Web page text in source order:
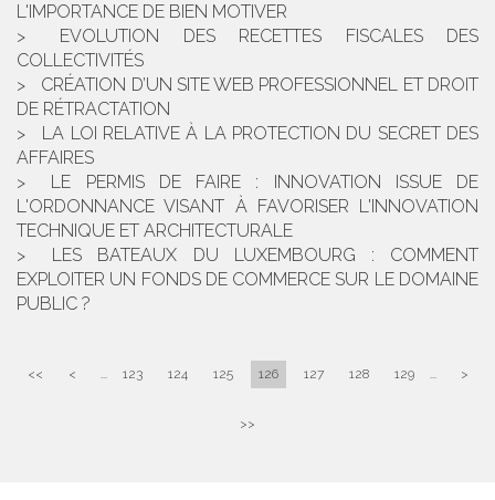
L'IMPORTANCE DE BIEN MOTIVER
EVOLUTION DES RECETTES FISCALES DES
COLLECTIVITÉS
CRÉATION D’UN SITE WEB PROFESSIONNEL ET DROIT
DE RÉTRACTATION
LA LOI RELATIVE À LA PROTECTION DU SECRET DES
AFFAIRES
LE PERMIS DE FAIRE : INNOVATION ISSUE DE
L'ORDONNANCE VISANT À FAVORISER L'INNOVATION
TECHNIQUE ET ARCHITECTURALE
LES BATEAUX DU LUXEMBOURG : COMMENT
EXPLOITER UN FONDS DE COMMERCE SUR LE DOMAINE
PUBLIC ?
<< < ... 123 124 125 126 127 128 129 ... >
>>